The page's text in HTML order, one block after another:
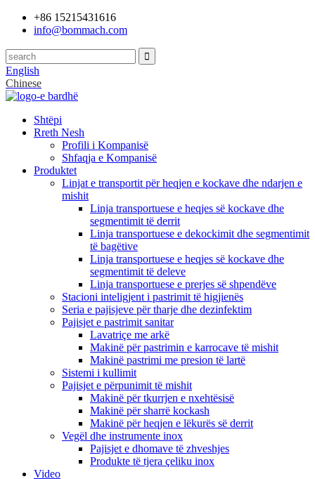
+86 15215431616
info@bommach.com
English
Chinese
Shtëpi
Rreth Nesh
Profili i Kompanisë
Shfaqja e Kompanisë
Produktet
Linjat e transportit për heqjen e kockave dhe ndarjen e
mishit
Linja transportuese e heqjes së kockave dhe
segmentimit të derrit
Linja transportuese e dekockimit dhe segmentimit
të bagëtive
Linja transportuese e heqjes së kockave dhe
segmentimit të deleve
Linja transportuese e prerjes së shpendëve
Stacioni inteligjent i pastrimit të higjienës
Seria e pajisjeve për tharje dhe dezinfektim
Pajisjet e pastrimit sanitar
Lavatriçe me arkë
Makinë për pastrimin e karrocave të mishit
Makinë pastrimi me presion të lartë
Sistemi i kullimit
Pajisjet e përpunimit të mishit
Makinë për tkurrjen e nxehtësisë
Makinë për sharrë kockash
Makinë për heqjen e lëkurës së derrit
Vegël dhe instrumente inox
Pajisjet e dhomave të zhveshjes
Produkte të tjera çeliku inox
Video